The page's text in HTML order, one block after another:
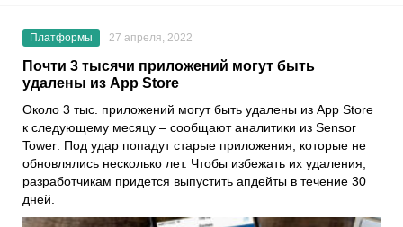
Платформы 27 апреля, 2022
Почти 3 тысячи приложений могут быть
удалены из App Store
Около 3 тыс. приложений могут быть удалены из App Store
к следующему месяцу – сообщают аналитики из Sensor
Tower . Под удар попадут старые приложения, которые не
обновлялись несколько лет. Чтобы избежать их удаления,
разработчикам придется выпустить апдейты в течение 30
дней.